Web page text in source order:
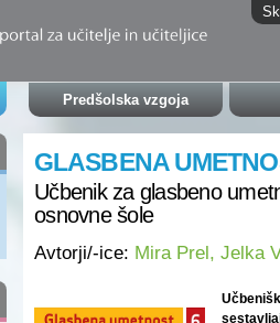
Predšolska vzgoja
GLASBENA
Učbenik za glasbeno
osnovne šole
Avtorji/-ice: Mira Prel, Jelka